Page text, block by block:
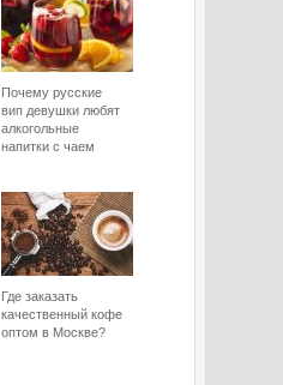
Почему русские
вип девушки любят
алкогольные
напитки с чаем
Где заказать
качественный кофе
оптом в Москве?